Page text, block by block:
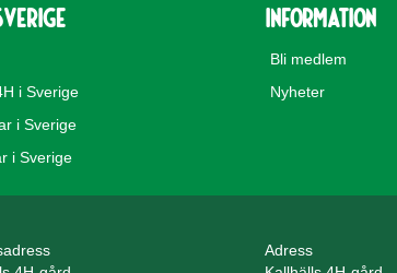
i Sverige
i Sverige
i Sverige
Information
Bli medlem
Nyheter
Adress